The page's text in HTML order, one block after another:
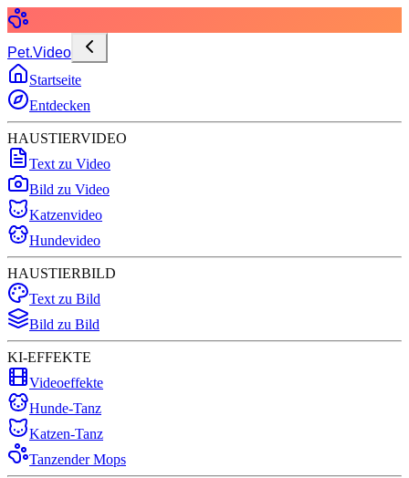
Pet.Video
Startseite
Entdecken
HAUSTIERVIDEO
Text zu Video
Bild zu Video
Katzenvideo
Hundevideo
HAUSTIERBILD
Text zu Bild
Bild zu Bild
KI-EFFEKTE
Videoeffekte
Hunde-Tanz
Katzen-Tanz
Tanzender Mops